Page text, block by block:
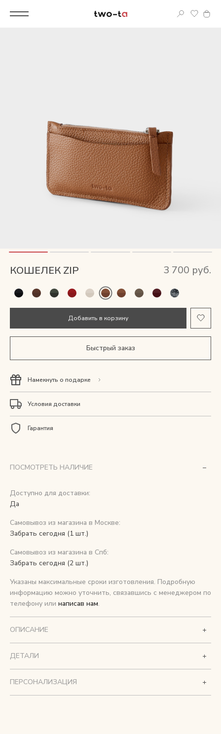
Популярное
Женские сумки
Мини-сумки и чехлы
Кошельки
Ювелирные украшения
Одежда
Подарочная карта
Снимаем с производства
Косметика для ухода
О нас
Контакты
Мы в соцсетях:
+ 7 (812) 748-24-46 ENG
КОШЕЛЕК ZIP 3 700 руб.
Добавить в корзину
Быстрый заказ
Намекнуть о подарке
Условия доставки
Гарантия
ПОСМОТРЕТЬ НАЛИЧИЕ
Доступно для доставки:
Да
Самовывоз из магазина в Москве:
Забрать сегодня (1 шт.)
Самовывоз из магазина в Спб:
Забрать сегодня (2 шт.)
Указаны максимальные сроки изготовления. Подробную
информацию можно уточнить, связавшись с менеджером по
телефону или написав нам.
ОПИСАНИЕ
ДЕТАЛИ
ПЕРСОНАЛИЗАЦИЯ